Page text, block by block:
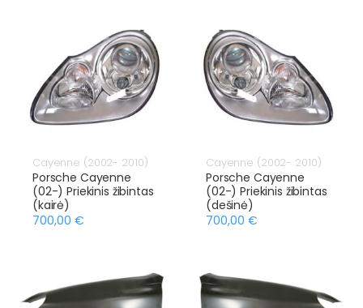
Cayenne (2002- 2010)
Porsche Cayenne
(02-) Priekinis žibintas
(kairė)
700,00 €
Cayenne (2002- 2010)
Porsche Cayenne
(02-) Priekinis žibintas
(dešinė)
700,00 €